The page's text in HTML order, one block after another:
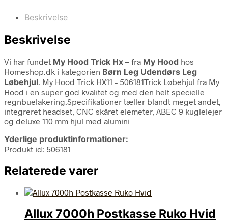
Beskrivelse
Beskrivelse
Vi har fundet My Hood Trick Hx – fra My Hood hos
Homeshop.dk i kategorien Børn Leg Udendørs Leg
Løbehjul. My Hood Trick HX11 – 506181Trick Løbehjul fra My
Hood i en super god kvalitet og med den helt specielle
regnbuelakering.Specifikationer tæller blandt meget andet,
integreret headset, CNC skåret elemeter, ABEC 9 kuglelejer
og deluxe 110 mm hjul med alumini
Yderlige produktinformationer:
Produkt id: 506181
Relaterede varer
Allux 7000h Postkasse Ruko Hvid